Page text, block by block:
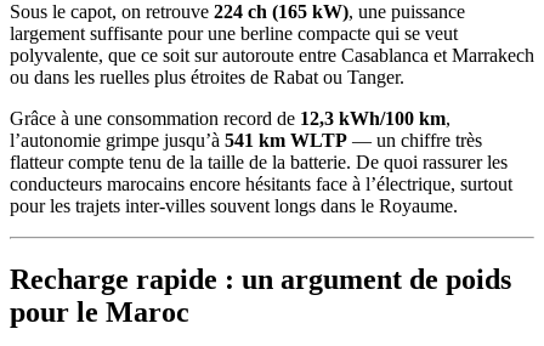
Sous le capot, on retrouve 224 ch (165 kW), une puissance
largement suffisante pour une berline compacte qui se veut
polyvalente, que ce soit sur autoroute entre Casablanca et Marrakech
ou dans les ruelles plus étroites de Rabat ou Tanger.
Grâce à une consommation record de 12,3 kWh/100 km,
l’autonomie grimpe jusqu’à 541 km WLTP — un chiffre très
flatteur compte tenu de la taille de la batterie. De quoi rassurer les
conducteurs marocains encore hésitants face à l’électrique, surtout
pour les trajets inter-villes souvent longs dans le Royaume.
Recharge rapide : un argument de poids
pour le Maroc